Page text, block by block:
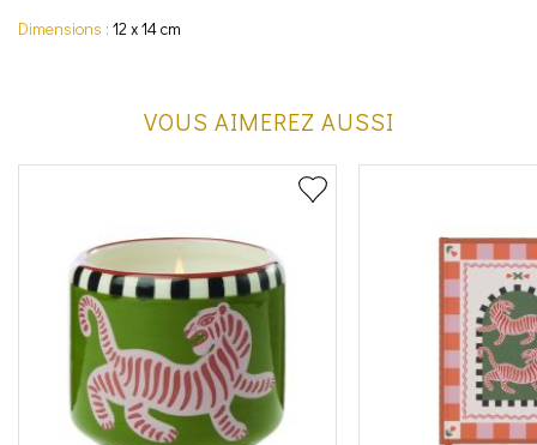
Dimensions : 12 x 14 cm
VOUS AIMEREZ AUSSI